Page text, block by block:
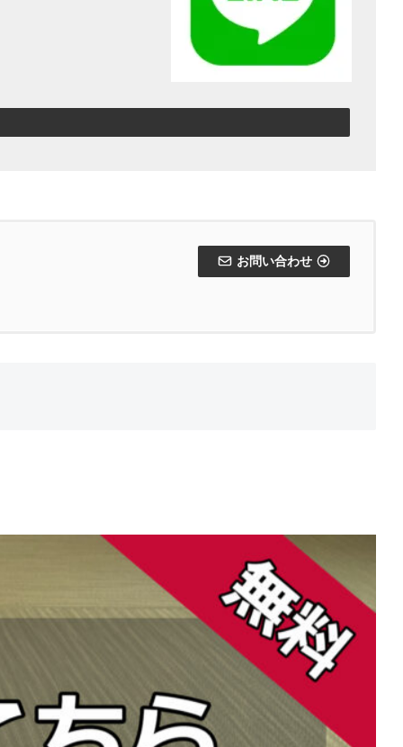
お問い合わせ